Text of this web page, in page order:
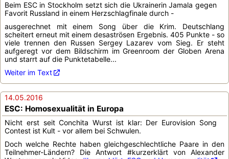
Beim ESC in Stockholm setzt sich die Ukrainerin Jamala gegen
Favorit Russland in einem Herzschlagfinale durch -
ausgerechnet mit einem Song über die Krim. Deutschlang
scheitert erneut mit einem desaströsen Ergebnis. 405 Punkte - so
viele trennen den Russen Sergey Lazarev vom Sieg. Er steht
aufgeregt vor dem Bildschirm im Greenroom der Globen Arena
und starrt auf die Punktetabelle...
Weiter im Text
14.05.2016
ESC: Homosexualität in Europa
Nicht erst seit Conchita Wurst ist klar: Der Eurovision Song
Contest ist Kult - vor allem bei Schwulen.
Doch welche Rechte haben gleichgeschlechtliche Paare in den
Teilnehmer-Ländern? Die Antwort ‪#‎kurzerklärt von ‬Alexander